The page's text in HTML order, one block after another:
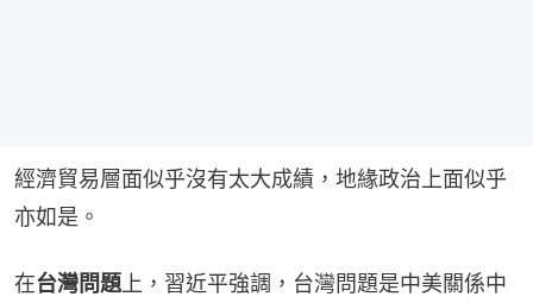
經濟貿易層面似乎沒有太大成績，地緣政治上面似乎
亦如是。
在台灣問題上，習近平強調，台灣問題是中美關係中